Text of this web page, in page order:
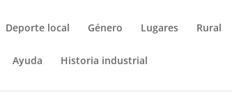
Deporte local Género Lugares Rural
Ayuda Historia industrial